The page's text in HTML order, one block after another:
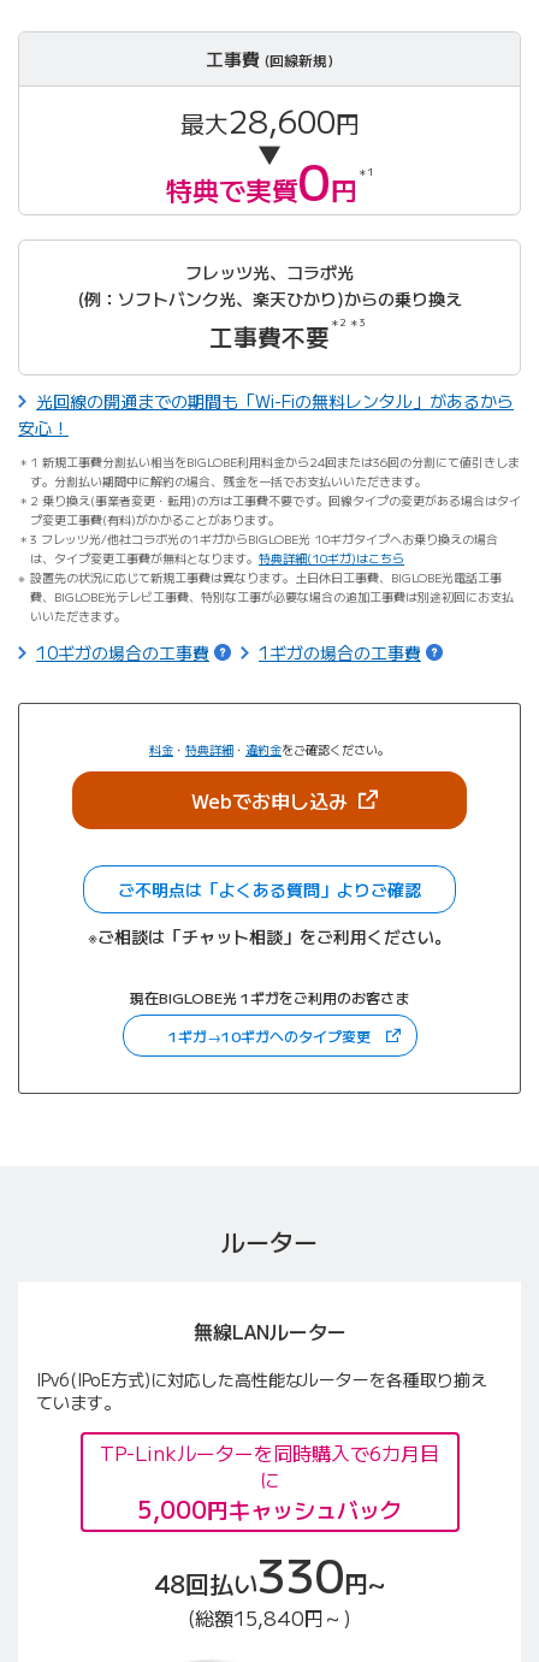
工事費 (回線新規)
最大28,600円
▼
特典で実質0円 ＊1
フレッツ光、コラボ光
(例：ソフトバンク光、楽天ひかり)からの乗り換え
工事費不要 ＊2 ＊3
光回線の開通までの期間も「Wi-Fiの無料レンタル」があるから
安心！
1 新規工事費分割払い相当をBIGLOBE利用料金から24回または36回の分割にて値引きしま
す。分割払い期間中に解約の場合、残金を一括でお支払いいただきます。
2 乗り換え(事業者変更・転用)の方は工事費不要です。回線タイプの変更がある場合はタイ
プ変更工事費(有料)がかかることがあります。
3 フレッツ光/他社コラボ光の1ギガからBIGLOBE光 10ギガタイプへお乗り換えの場合
は、タイプ変更工事費が無料となります。 特典詳細(10ギガ)はこちら
設置先の状況に応じて新規工事費は異なります。土日休日工事費、BIGLOBE光電話工事
費、BIGLOBE光テレビ工事費、特別な工事が必要な場合の追加工事費は別途初回にお支払
いいただきます。
10ギガの場合の工事費 1ギガの場合の工事費
料金 ・ 特典詳細 ・ 違約金をご確認ください。
Webでお申し込み（新しいタブで開き
ご不明点は「よくある質問」よりご確認
※ご相談は「チャット相談」をご利用ください。
現在BIGLOBE光 1ギガをご利用のお客さま
1ギガ→10ギガへのタイプ変更（新しいタブで開きます
ルーター
無線LANルーター
IPv6(IPoE方式)に対応した高性能なルーターを各種取り揃え
ています。
TP-Linkルーターを同時購入で6カ月目
に
5,000円キャッシュバック
48回払い330円~
(総額15,840円～)